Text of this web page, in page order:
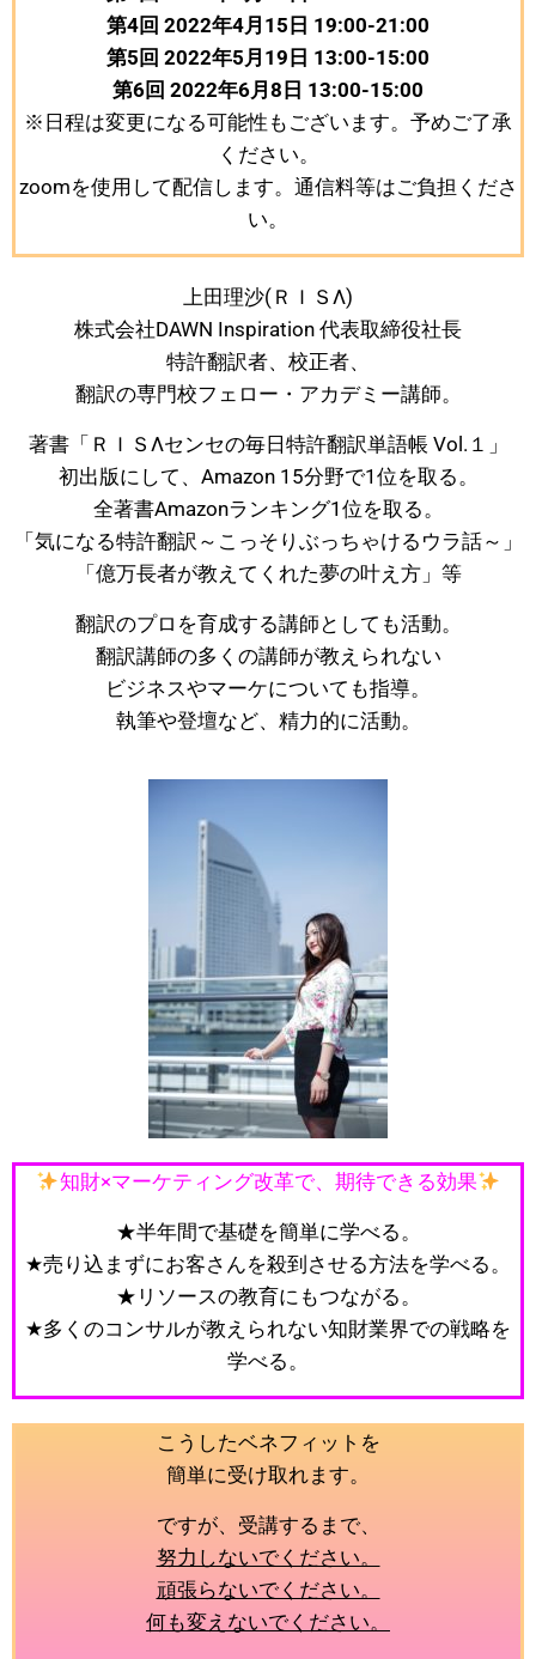
第4回 2022年4月15日 19:00-21:00
第5回 2022年5月19日 13:00-15:00
第6回 2022年6月8日 13:00-15:00
※日程は変更になる可能性もございます。予めご了承
ください。
zoomを使用して配信します。通信料等はご負担くださ
い。
上田理沙(ＲＩＳΛ)
株式会社DAWN Inspiration 代表取締役社長
特許翻訳者、校正者、
翻訳の専門校フェロー・アカデミー講師。
著書「ＲＩＳΛセンセの毎日特許翻訳単語帳 Vol.１」
初出版にして、Amazon 15分野で1位を取る。
全著書Amazonランキング1位を取る。
「気になる特許翻訳～こっそりぶっちゃけるウラ話～」
「億万長者が教えてくれた夢の叶え方」等
翻訳のプロを育成する講師としても活動。
翻訳講師の多くの講師が教えられない
ビジネスやマーケについても指導。
執筆や登壇など、精力的に活動。
知財×マーケティング改革で、期待できる効果
★半年間で基礎を簡単に学べる。
★売り込まずにお客さんを殺到させる方法を学べる。
★リソースの教育にもつながる。
★多くのコンサルが教えられない知財業界での戦略を
学べる。
こうしたベネフィットを
簡単に受け取れます。
ですが、受講するまで、
努力しないでください。
頑張らないでください。
何も変えないでください。